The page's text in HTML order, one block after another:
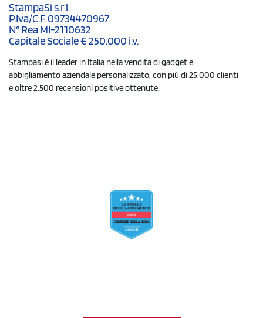
StampaSi s.r.l.
P.Iva/C.F. 09734470967
N° Rea MI-2110632
Capitale Sociale € 250.000 i.v.
Stampasi è il leader in Italia nella vendita di gadget e
abbigliamento aziendale personalizzato, con più di 25.000 clienti
e oltre 2.500 recensioni positive ottenute.